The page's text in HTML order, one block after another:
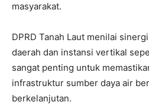
masyarakat.
DPRD Tanah Laut menilai
daerah dan instansi vertikal
sangat penting untuk
infrastruktur sumber daya air
berkelanjutan.